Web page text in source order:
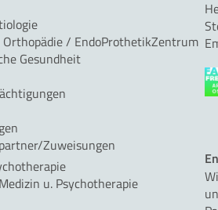
/ EndoProthetikZentrum
Gesundheit
Zuweisungen
u. Psychotherapie